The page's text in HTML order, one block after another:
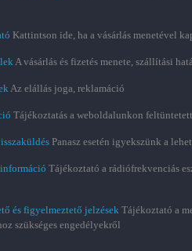
Kattintson ide, ha a vásárlás menetével
A vásárlás és fizetés menete, szállítási
Az elállás joga, reklamáció
Tájékoztatás a weboldalunkon
Panasz esetén igyekszünk a
Tájékoztató a rádiófrekvenciás
és figyelmeztető jelzések Tájékoztató a
szükséges engedélyekről